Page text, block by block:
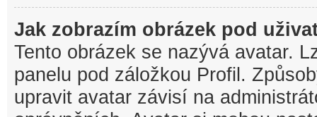
Jak zobrazím obrázek pod
Tento obrázek se nazývá avatar.
panelu pod záložkou Profil.
upravit avatar závisí na